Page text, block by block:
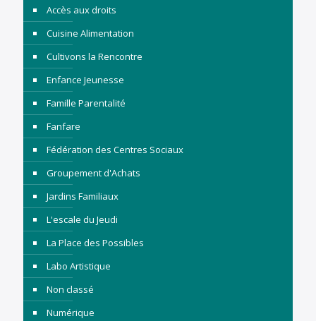
Accès aux droits
Cuisine Alimentation
Cultivons la Rencontre
Enfance Jeunesse
Famille Parentalité
Fanfare
Fédération des Centres Sociaux
Groupement d'Achats
Jardins Familiaux
L'escale du Jeudi
La Place des Possibles
Labo Artistique
Non classé
Numérique